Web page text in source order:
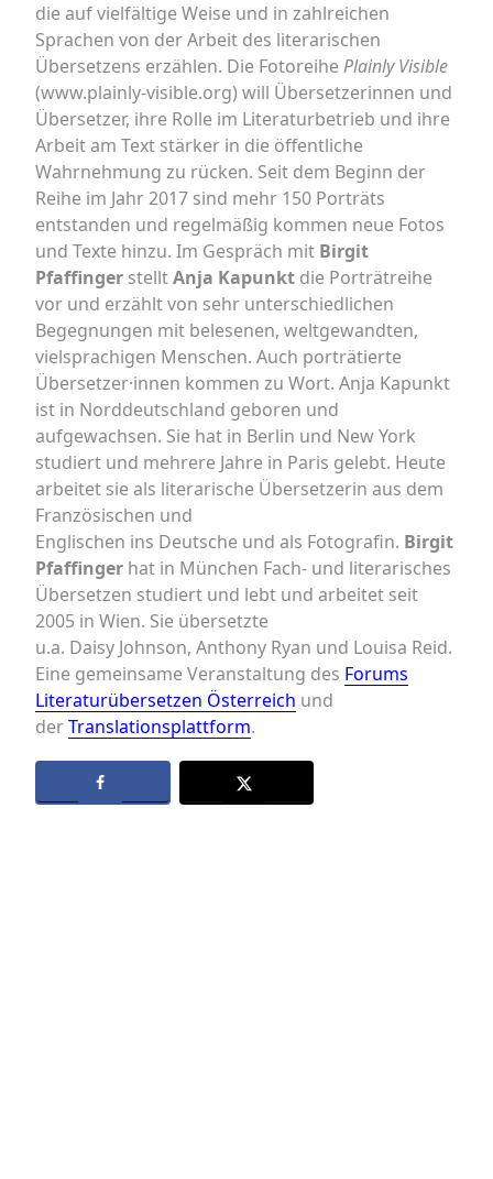
die auf vielfältige Weise und in zahlreichen
Sprachen von der Arbeit des literarischen
Übersetzens erzählen. Die FotoreihePlainly Visible
(www.plainly-visible.org) will Übersetzerinnen und
Übersetzer, ihre Rolle im Literaturbetrieb und ihre
Arbeit am Text stärker in die öffentliche
Wahrnehmung zu rücken. Seit dem Beginn der
Reihe im Jahr 2017 sind mehr 150 Porträts
entstanden und regelmäßig kommen neue Fotos
und Texte hinzu. Im Gespräch mit Birgit
Pfaffinger stelltAnja Kapunkt die Porträtreihe
vor und erzählt von sehr unterschiedlichen
Begegnungen mit belesenen, weltgewandten,
vielsprachigen Menschen. Auch porträtierte
Übersetzer·innen kommen zu Wort. Anja Kapunkt
ist in Norddeutschland geboren und
aufgewachsen. Sie hat in Berlin und New York
studiert und mehrere Jahre in Paris gelebt. Heute
arbeitet sie als literarische Übersetzerin aus dem
Französischen und
Englischen ins Deutsche und als Fotografin. Birgit
Pfaffinger hat in München Fach- und literarisches
Übersetzen studiert und lebt und arbeitet seit
2005 in Wien. Sie übersetzte
u.a. Daisy Johnson, Anthony Ryan und Louisa Reid.
Eine gemeinsame Veranstaltung des Forums
Literaturübersetzen Österreich und
derTranslationsplattform.